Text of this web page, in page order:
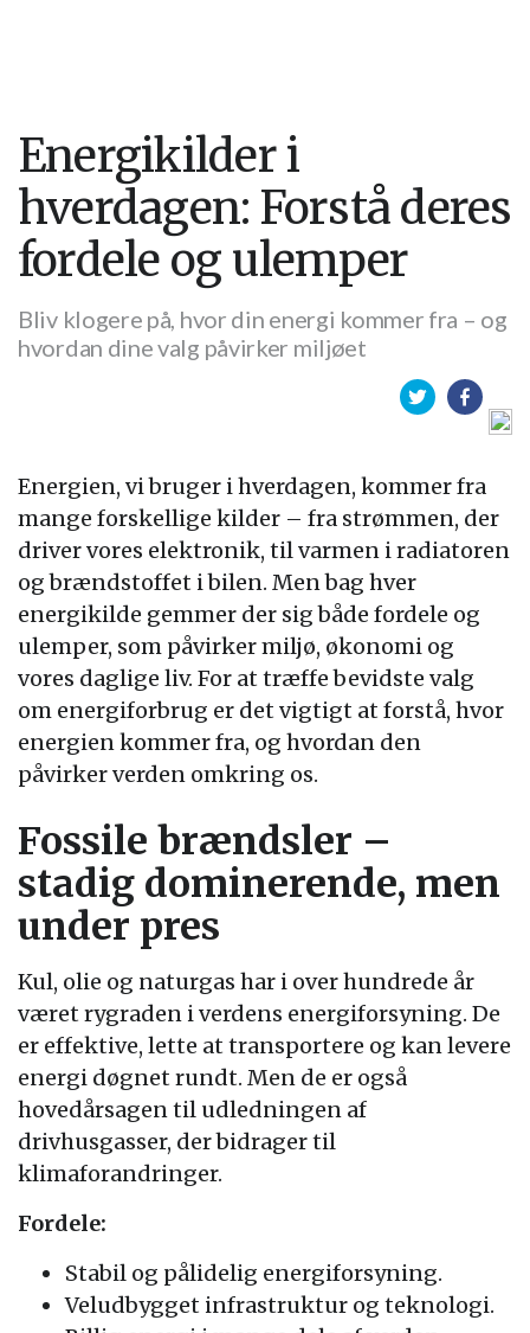
Energikilder i
hverdagen: Forstå deres
fordele og ulemper
Bliv klogere på, hvor din energi kommer fra – og
hvordan dine valg påvirker miljøet
Energien, vi bruger i hverdagen, kommer fra
mange forskellige kilder – fra strømmen, der
driver vores elektronik, til varmen i radiatoren
og brændstoffet i bilen. Men bag hver
energikilde gemmer der sig både fordele og
ulemper, som påvirker miljø, økonomi og
vores daglige liv. For at træffe bevidste valg
om energiforbrug er det vigtigt at forstå, hvor
energien kommer fra, og hvordan den
påvirker verden omkring os.
Fossile brændsler –
stadig dominerende, men
under pres
Kul, olie og naturgas har i over hundrede år
været rygraden i verdens energiforsyning. De
er effektive, lette at transportere og kan levere
energi døgnet rundt. Men de er også
hovedårsagen til udledningen af
drivhusgasser, der bidrager til
klimaforandringer.
Fordele:
Stabil og pålidelig energiforsyning.
Veludbygget infrastruktur og teknologi.